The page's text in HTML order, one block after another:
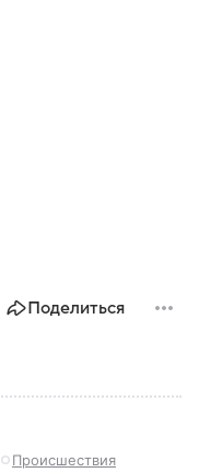
Поделиться
Происшествия